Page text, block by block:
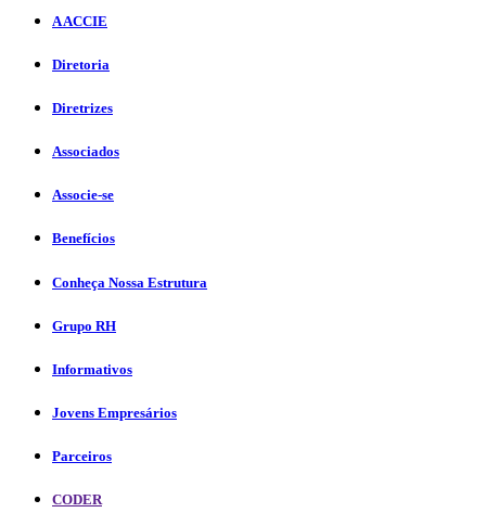
A ACCIE
Diretoria
Diretrizes
Associados
Associe-se
Benefícios
Conheça Nossa Estrutura
Grupo RH
Informativos
Jovens Empresários
Parceiros
CODER